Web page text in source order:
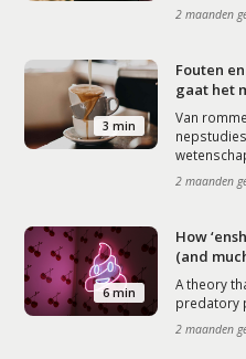
2 maanden
3 min
Fouten
gaat het
Van
2 maanden
6 min
How
(and
A theory
predatory
2 maanden